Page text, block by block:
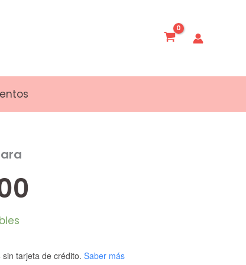
sin tarjeta de crédito. Saber más